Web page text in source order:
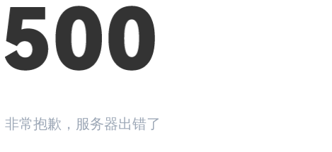
非常抱歉，服务器出错了